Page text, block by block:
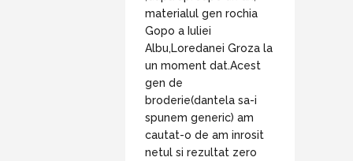
materialul gen rochia
Gopo a Iuliei
Albu,Loredanei Groza la
un moment dat.Acest
gen de
broderie(dantela sa-i
spunem generic) am
cautat-o de am inrosit
netul si rezultat zero